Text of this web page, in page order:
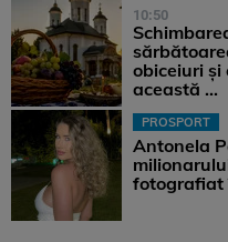
10:50
obiceiuri și
această ...
PROSPORT
Antonela
fotografiat